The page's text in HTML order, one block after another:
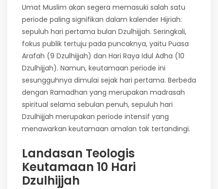
Umat Muslim akan segera memasuki salah satu
periode paling signifikan dalam kalender Hijriah:
sepuluh hari pertama bulan Dzulhijjah. Seringkali,
fokus publik tertuju pada puncaknya, yaitu Puasa
Arafah (9 Dzulhijjah) dan Hari Raya Idul Adha (10
Dzulhijjah). Namun, keutamaan periode ini
sesungguhnya dimulai sejak hari pertama. Berbeda
dengan Ramadhan yang merupakan madrasah
spiritual selama sebulan penuh, sepuluh hari
Dzulhijjah merupakan periode intensif yang
menawarkan keutamaan amalan tak tertandingi.
Landasan Teologis
Keutamaan 10 Hari
Dzulhijjah